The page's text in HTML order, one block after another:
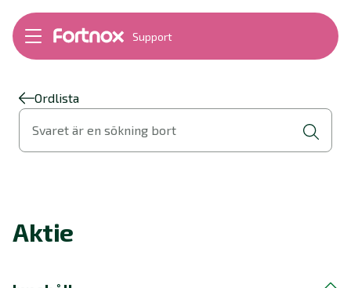
Support
Bokföring
Fakturering
Byt till Fortnox
Felsökning
Support Play
Ordlista
Svaret är en sökning bort
Aktie